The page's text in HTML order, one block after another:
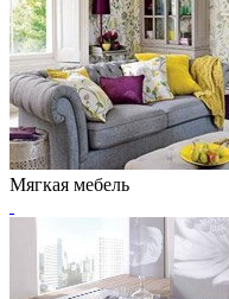
Мягкая мебель